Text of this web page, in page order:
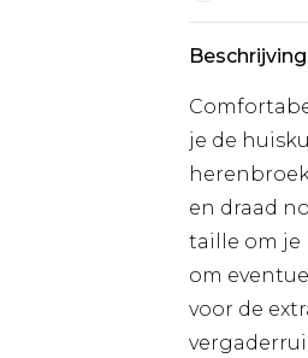
Beschrijving
je de
en draad
taille om je
om
voor de